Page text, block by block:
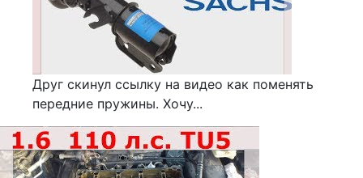
Друг скинул ссылку на видео как поменять
передние пружины. Хочу...